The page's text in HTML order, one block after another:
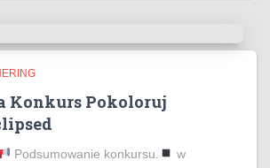
Konkurs Pokoloruj
Podsumowanie konkursu.
w